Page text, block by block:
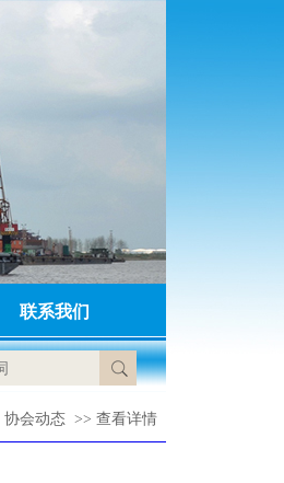
联系我们
协会动态 >> 查看详情